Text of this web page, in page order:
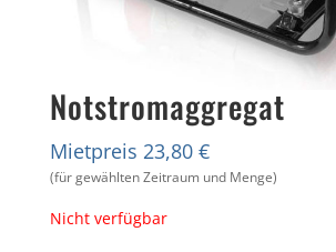
Notstromaggregat
Mietpreis 23,80 €
(für gewählten Zeitraum und Menge)
Nicht verfügbar